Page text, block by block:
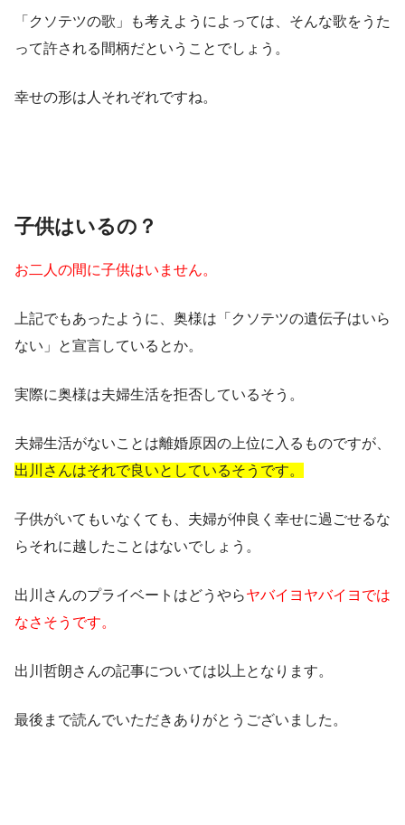
「クソテツの歌」も考えようによっては、そんな歌をうた
って許される間柄だということでしょう。
幸せの形は人それぞれですね。
子供はいるの？
お二人の間に子供はいません。
上記でもあったように、奥様は 「クソテツの遺伝子はいら
ない」
と宣言しているとか。
実際に奥様は夫婦生活を拒否しているそう。
夫婦生活がないことは離婚原因の上位に入るものですが、
出川さんはそれで良いとしているそうです。
子供がいてもいなくても、 夫婦が仲良く幸せに過ごせるな
らそれに越したことはないでしょう。
出川さんのプライベートはどうやらヤバイヨヤバイヨでは
なさそうです。
出川哲朗さんの記事については以上となります。
最後まで読んでいただきありがとうございました。